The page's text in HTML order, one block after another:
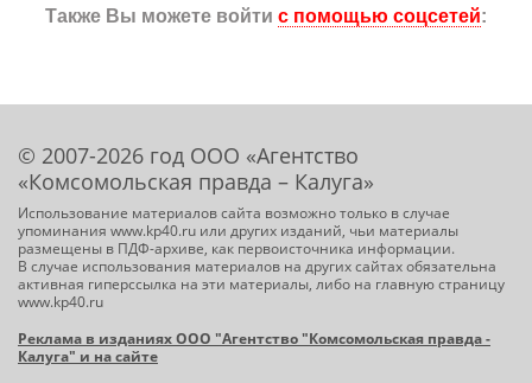
Также Вы можете войти с помощью соцсетей:
© 2007-2026 год ООО «Агентство
«Комсомольская правда – Калуга»
Использование материалов сайта возможно только в случае
упоминания www.kp40.ru или других изданий, чьи материалы
размещены в ПДФ-архиве, как первоисточника информации.
В случае использования материалов на других сайтах обязательна
активная гиперссылка на эти материалы, либо на главную страницу
www.kp40.ru
Реклама в изданиях ООО "Агентство "Комсомольская правда -
Калуга" и на сайте